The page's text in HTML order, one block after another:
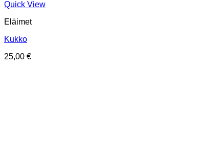
Quick View
Eläimet
Kukko
25,00 €